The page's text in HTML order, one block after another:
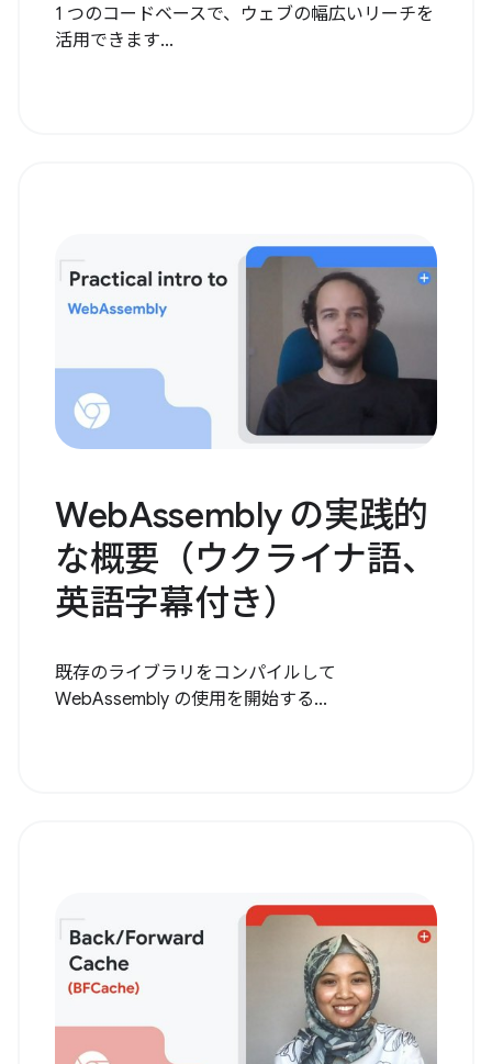
1 つのコードベースで、ウェブの幅広いリーチを
活用できます...
WebAssembly の実践的
な概要（ウクライナ語、
英語字幕付き）
既存のライブラリをコンパイルして
WebAssembly の使用を開始する...